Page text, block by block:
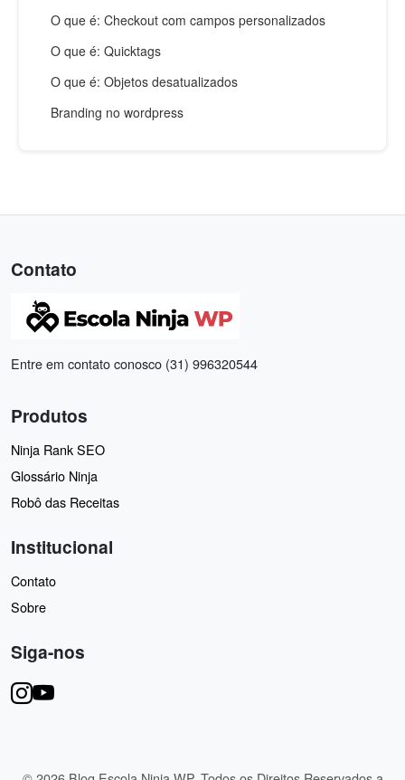
O que é: Checkout com campos personalizados
O que é: Quicktags
O que é: Objetos desatualizados
Branding no wordpress
Contato
Entre em contato conosco (31) 996320544
Produtos
Ninja Rank SEO
Glossário Ninja
Robô das Receitas
Institucional
Contato
Sobre
Siga-nos